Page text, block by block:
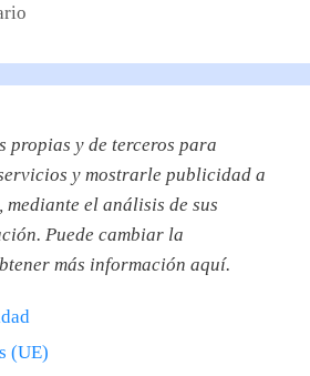
propias y de terceros para
y mostrarle publicidad a
mediante el análisis de sus
Puede cambiar la
más información aquí.
(UE)